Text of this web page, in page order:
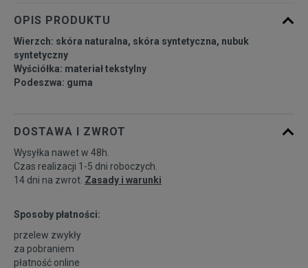
40 25,5 cm Powiadom o dostępności
40,5 26 cm
OPIS PRODUKTU
Wierzch: skóra naturalna, skóra syntetyczna, nubuk
syntetyczny
Wyściółka: materiał tekstylny
Podeszwa: guma
DOSTAWA I ZWROT
Wysyłka nawet w 48h.
Czas realizacji 1-5 dni roboczych.
14 dni na zwrot. Zasady i warunki
Sposoby płatności:
przelew zwykły
za pobraniem
płatność online